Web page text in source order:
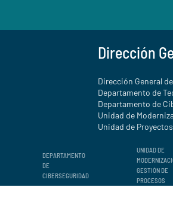
Dirección
Dirección General
Departamento de
Departamento de
Unidad de
Unidad de
DEPARTAMENTO
DE
CIBERSEGURIDAD
UNIDAD DE
GESTIÓN DE
PROCESOS